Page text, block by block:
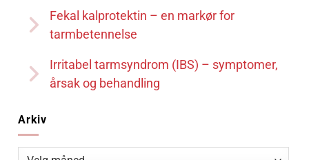
Fekal kalprotektin – en markør for
tarmbetennelse
Irritabel tarmsyndrom (IBS) – symptomer,
årsak og behandling
Arkiv